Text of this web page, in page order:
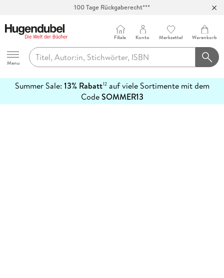
100 Tage Rückgaberecht***
Hugendubel
Menu
Filiale Konto Merkzettel Warenkorb
Summer Sale: 13% Rabatt12auf viele Sortimente mit dem
CodeSOMMER13
erfahren